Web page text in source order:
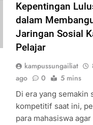
Kepentingan
dalam
Jaringan Sosial
Pelajar
kampussungailiat
ago
0 5 mins
Di era yang semakin
kompetitif saat ini,
para mahasiswa agar